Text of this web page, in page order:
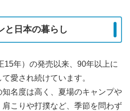
と日本の暮らし
15年）の発売以来、90年以上に
愛され続けています。
名度は高く、夏場のキャンプや
こりや打撲など、季節を問わず